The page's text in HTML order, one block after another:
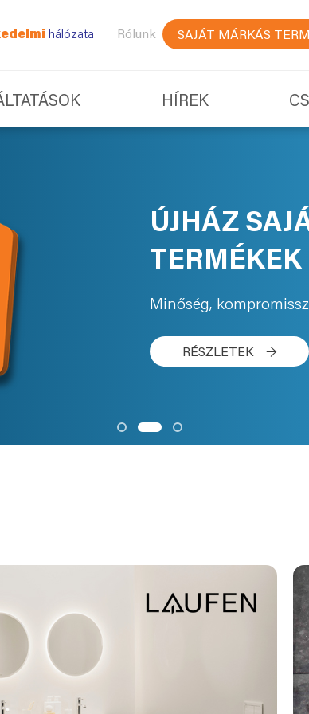
hálózata Rólunk SAJÁT MÁRKÁS
HÍREK
ÚJHÁZ
TERMÉKEK
Minőség,
RÉSZLETEK →